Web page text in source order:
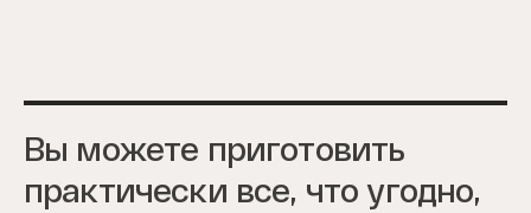
Вы можете приготовить
практически все, что угодно,